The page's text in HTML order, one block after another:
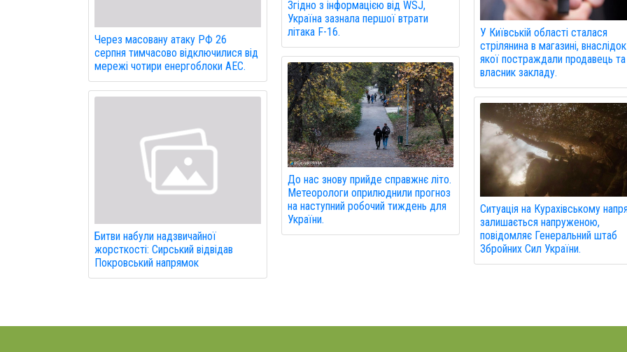
Через масовану атаку РФ 26
серпня тимчасово відключилися від
мережі чотири енергоблоки АЕС.
Битви набули надзвичайної
жорсткості: Сирський відвідав
Покровський напрямок
Згідно з інформацією від WSJ,
Україна зазнала першої втрати
літака F-16.
До нас знову прийде справжнє літо.
Метеорологи оприлюднили прогноз
на наступний робочий тиждень для
України.
У Київській області сталася
стрілянина в магазині, внаслідок
якої постраждали продавець та
власник закладу.
Ситуація на Курахівському
залишається напруженою,
повідомляє Генеральний штаб
Збройних Сил України.